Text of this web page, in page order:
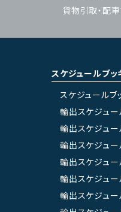
貨物引取・配
スケジュールブッ
スケジュールブ
輸出スケジュ
輸出スケジュ
輸出スケジュ
輸出スケジュ
輸出スケジュ
輸出スケジュ